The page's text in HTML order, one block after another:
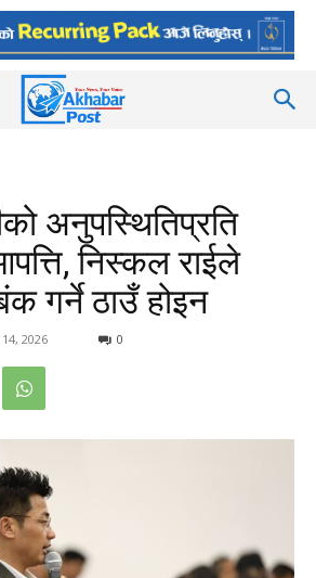
अनुपस्थितिप्रति
निस्कल राईले
गर्ने ठाउँ होइन
2026 0